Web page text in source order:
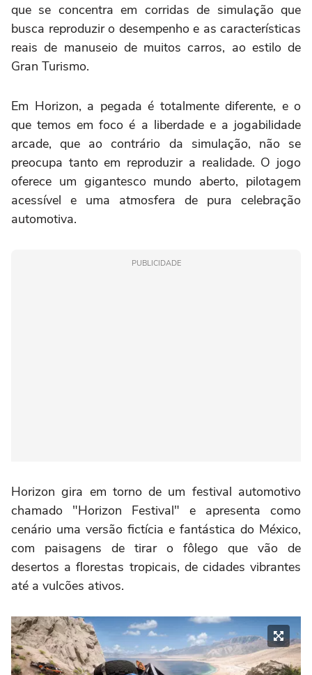
que se concentra em corridas de simulação que
busca reproduzir o desempenho e as características
reais de manuseio de muitos carros, ao estilo de
Gran Turismo.
Em Horizon, a pegada é totalmente diferente, e o
que temos em foco é a liberdade e a jogabilidade
arcade, que ao contrário da simulação, não se
preocupa tanto em reproduzir a realidade. O jogo
oferece um gigantesco mundo aberto, pilotagem
acessível e uma atmosfera de pura celebração
automotiva.
PUBLICIDADE
Horizon gira em torno de um festival automotivo
chamado "Horizon Festival" e apresenta como
cenário uma versão fictícia e fantástica do México,
com paisagens de tirar o fôlego que vão de
desertos a florestas tropicais, de cidades vibrantes
até a vulcões ativos.